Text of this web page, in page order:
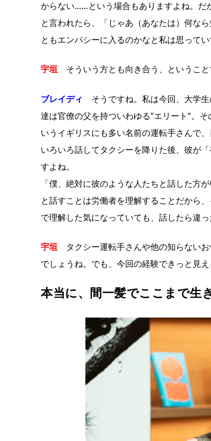
からない……という場合もありますよね。だ
と言われたら、「じゃあ（あなたは）何な
ともエンパシーに入るのかなと私は思ってい
宇垣 そういう方とも向き合う、ということ
ブレイディ そうですね。私は今回、大学
達は官僚の父を持ついわゆる“エリート”。
いうイギリスにも多い名前の運転手さんで
いろいろ話してタクシーを降りた後、彼が
すよね。
「僕、絶対に彼のような人たちと話した方
と話すことは労働者を理解することだから
で理解した気になっていても、話したら違
宇垣 タクシー運転手さんや他の知らない
でしょうね。でも、今回の経験できっと見
本当に、間一髪でここまで生